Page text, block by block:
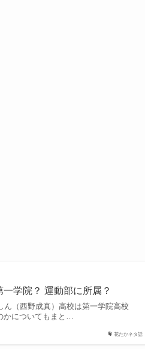
花たかネタ話
学院？ 運動部に所属？
（西野成真）高校は第一学院高校
かについてもまと…